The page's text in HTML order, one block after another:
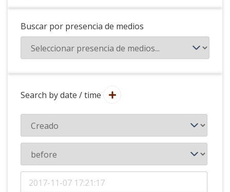
Buscar por presencia de medios
Search by date / time